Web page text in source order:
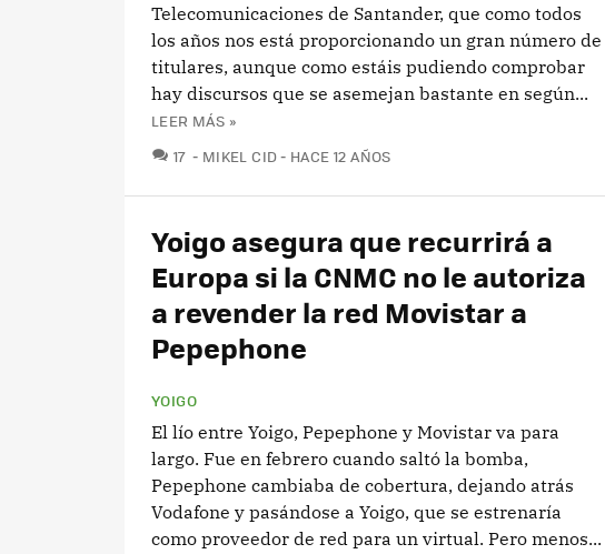
Telecomunicaciones de Santander, que como todos
los años nos está proporcionando un gran número de
titulares, aunque como estáis pudiendo comprobar
hay discursos que se asemejan bastante en según...
LEER MÁS »
17 COMENTARIOS
MIKEL CID HACE 12 AÑOS
Yoigo asegura que recurrirá a
Europa si la CNMC no le autoriza
a revender la red Movistar a
Pepephone
YOIGO
El lío entre Yoigo, Pepephone y Movistar va para
largo. Fue en febrero cuando saltó la bomba,
Pepephone cambiaba de cobertura, dejando atrás
Vodafone y pasándose a Yoigo, que se estrenaría
como proveedor de red para un virtual. Pero menos...